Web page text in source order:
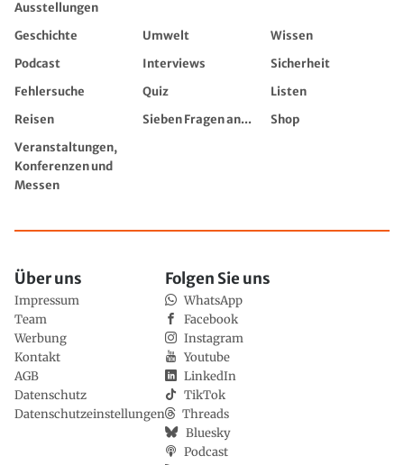
Ausstellungen
Geschichte Umwelt
Wissen
Podcast
Interviews
Sicherheit
Fehlersuche
Quiz
Listen
Reisen
Sieben Fragen an...
Shop
Veranstaltungen,
Konferenzen und
Messen
Über uns
Impressum
Team
Werbung
Kontakt
AGB
Datenschutz
Datenschutzeinstellungen
Folgen Sie uns
WhatsApp
Facebook
Instagram
Youtube
LinkedIn
TikTok
Threads
Bluesky
Podcast